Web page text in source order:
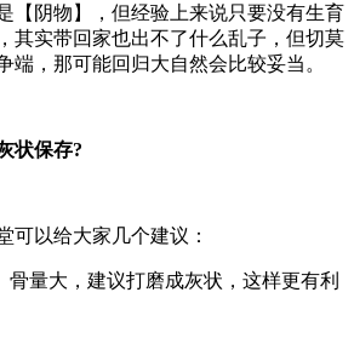
【阴物】，但经验上来说只要没有生育
其实带回家也出不了什么乱子，但切莫
端，那可能回归大自然会比较妥当。
状保存?
可以给大家几个建议：
骨量大，建议打磨成灰状，这样更有利